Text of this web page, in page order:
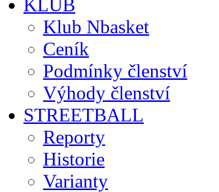
KLUB
Klub Nbasket
Ceník
Podmínky členství
Výhody členství
STREETBALL
Reporty
Historie
Varianty